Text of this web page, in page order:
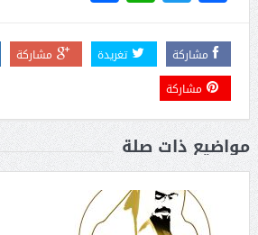
مشاركة تغريدة مشاركة
مشاركة
مواضيع ذات صلة